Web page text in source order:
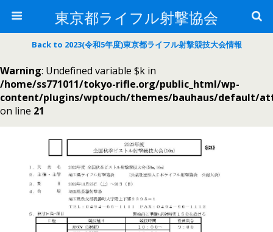
東京都ライフル射撃協会
Back to 2023(令和5年度)東京都ライフル射撃競技大会情報
Warning: Undefined variable $k in
/home/ss771011/tokyo-rifle.org/public_html/wp-
content/plugins/wptouch/themes/bauhaus/default/
on line 21